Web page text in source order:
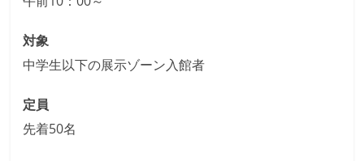
対象
中学生以下の展示ゾーン入館者
定員
先着50名